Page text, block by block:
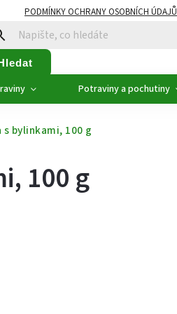
PODMÍNKY OCHRANY OSOBNÍCH ÚDAJŮ
NOVINKY AKCE, SLEVY
Potraviny a pochutiny
bylinkami, 100 g
100 g